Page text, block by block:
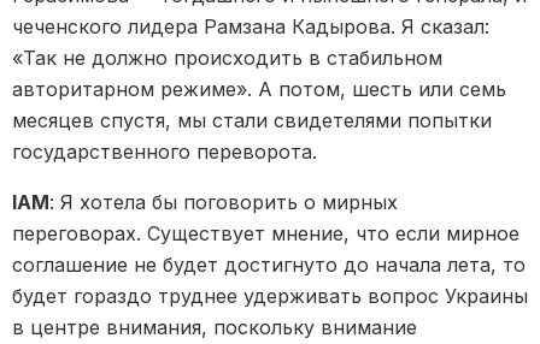
чеченского лидера Рамзана Кадырова. Я сказал:
«Так не должно происходить в стабильном
авторитарном режиме». А потом, шесть или семь
месяцев спустя, мы стали свидетелями попытки
государственного переворота.
IAM: Я хотела бы поговорить о мирных
переговорах. Существует мнение, что если мирное
соглашение не будет достигнуто до начала лета, то
будет гораздо труднее удерживать вопрос Украины
в центре внимания, поскольку внимание